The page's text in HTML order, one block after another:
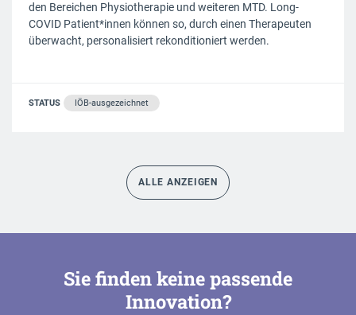
den Bereichen Physiotherapie und weiteren MTD. Long-
COVID Patient*innen können so, durch einen Therapeuten
überwacht, personalisiert rekonditioniert werden.
STATUS IÖB-ausgezeichnet
ALLE ANZEIGEN
Sie finden keine passende
Innovation?